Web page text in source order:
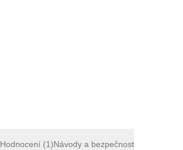
Hodnocení (1)Návody a bezpečnost